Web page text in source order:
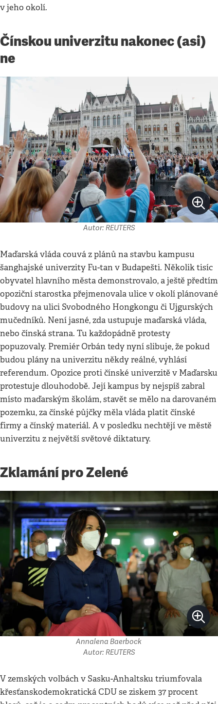
v jeho okolí.
Čínskou univerzitu nakonec (asi)
ne
Autor: REUTERS
Maďarská vláda couvá z plánů na stavbu kampusu
šanghajské univerzity Fu-tan v Budapešti. Několik tisíc
obyvatel hlavního města demonstrovalo, a ještě předtím
opoziční starostka přejmenovala ulice v okolí plánované
budovy na ulici Svobodného Hongkongu či Ujgurských
mučedníků. Není jasné, zda ustupuje maďarská vláda,
nebo čínská strana. Tu každopádně protesty
popuzovaly. Premiér Orbán tedy nyní slibuje, že pokud
budou plány na univerzitu někdy reálné, vyhlásí
referendum. Opozice proti čínské univerzitě v Maďarsku
protestuje dlouhodobě. Její kampus by nejspíš zabral
místo maďarským školám, stavět se mělo na darovaném
pozemku, za čínské půjčky měla vláda platit čínské
firmy a čínský materiál. A v posledku nechtějí ve městě
univerzitu z největší světové diktatury.
Zklamání pro Zelené
Annalena Baerbock
Autor: REUTERS
V zemských volbách v Sasku-Anhaltsku triumfovala
křesťanskodemokratická CDU se ziskem 37 procent